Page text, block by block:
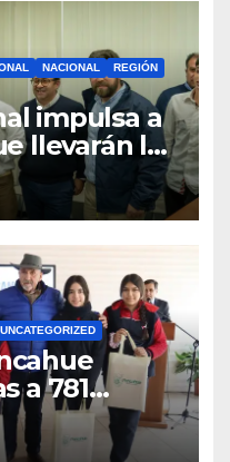
NACIONAL
REGIÓN
impulsa a
llevarán la
UNCATEGORIZED
a 781
del